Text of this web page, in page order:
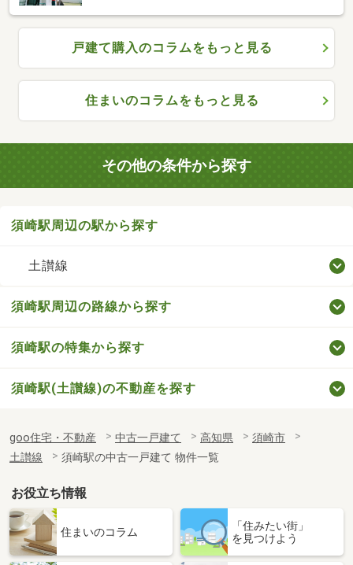
戸建て購入のコラムをもっと見る
住まいのコラムをもっと見る
その他の条件から探す
須崎駅周辺の駅から探す
土讃線
須崎駅周辺の路線から探す
須崎駅の特集から探す
須崎駅(土讃線)の不動産を探す
goo住宅・不動産 中古一戸建て 高知県
須崎市
土讃線
須崎駅の中古一戸建て 物件一覧
お役立ち情報
住まいのコラム
「住みたい街」
を見つけよう